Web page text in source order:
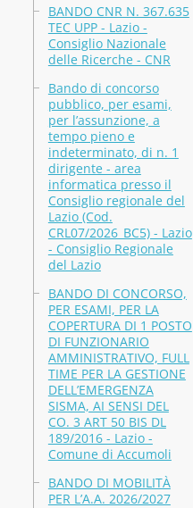
BANDO CNR N. 367.635
TEC UPP - Lazio -
Consiglio Nazionale
delle Ricerche - CNR
Bando di concorso
pubblico, per esami,
per l’assunzione, a
tempo pieno e
indeterminato, di n. 1
dirigente - area
informatica presso il
Consiglio regionale del
Lazio (Cod.
CRL07/2026_BC5) - Lazio
- Consiglio Regionale
del Lazio
BANDO DI CONCORSO,
PER ESAMI, PER LA
COPERTURA DI 1 POSTO
DI FUNZIONARIO
AMMINISTRATIVO, FULL
TIME PER LA GESTIONE
DELL’EMERGENZA
SISMA, AI SENSI DEL
CO. 3 ART 50 BIS DL
189/2016 - Lazio -
Comune di Accumoli
BANDO DI MOBILITÀ
PER L’A.A. 2026/2027